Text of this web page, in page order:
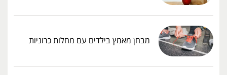
מבחן מאמץ בילדים עם מחלות כרוניות